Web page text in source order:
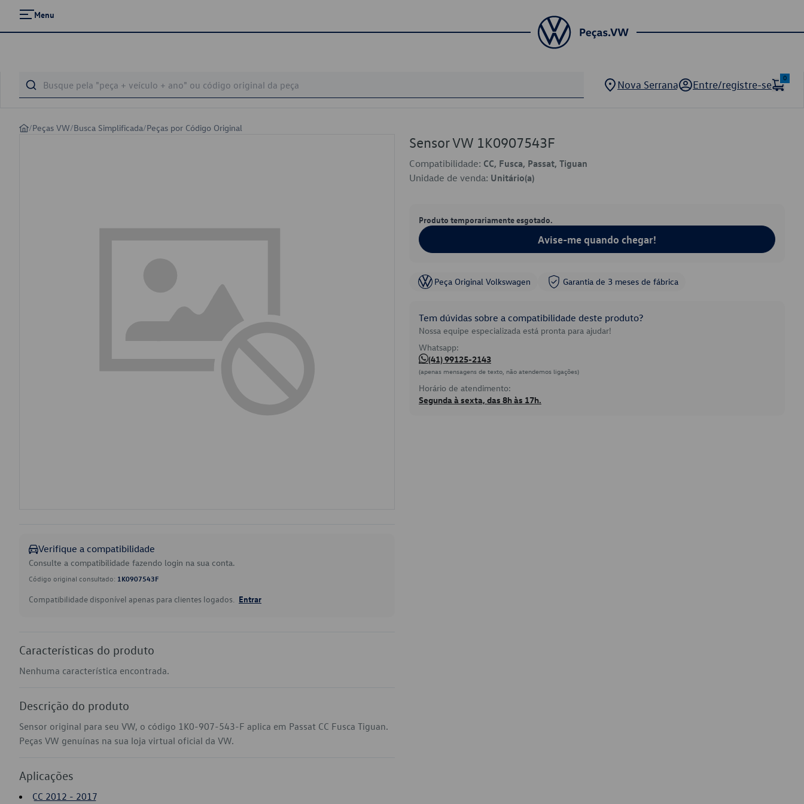
Menu
Nova Serrana Entre/registre-se
0
/Peças VW/Busca Simplificada/Peças por Código Original
Verifique a compatibilidade
Consulte a compatibilidade fazendo login na sua conta.
Código original consultado: 1K0907543F
Compatibilidade disponível apenas para clientes logados. Entrar
Características do produto
Nenhuma característica encontrada.
Descrição do produto
Sensor original para seu VW, o código 1K0-907-543-F aplica em Passat CC Fusca Tiguan.
Peças VW genuínas na sua loja virtual oficial da VW.
Aplicações
CC 2012 - 2017
Sensor VW 1K0907543F
Compatibilidade: CC, Fusca, Passat, Tiguan
Unidade de venda: Unitário(a)
Produto temporariamente esgotado.
Avise-me quando chegar!
Peça Original Volkswagen Garantia de 3 meses de fábrica
Tem dúvidas sobre a compatibilidade deste produto?
Nossa equipe especializada está pronta para ajudar!
Whatsapp:
(41) 99125-2143
(apenas mensagens de texto, não atendemos ligações)
Horário de atendimento:
Segunda à sexta, das 8h às 17h.